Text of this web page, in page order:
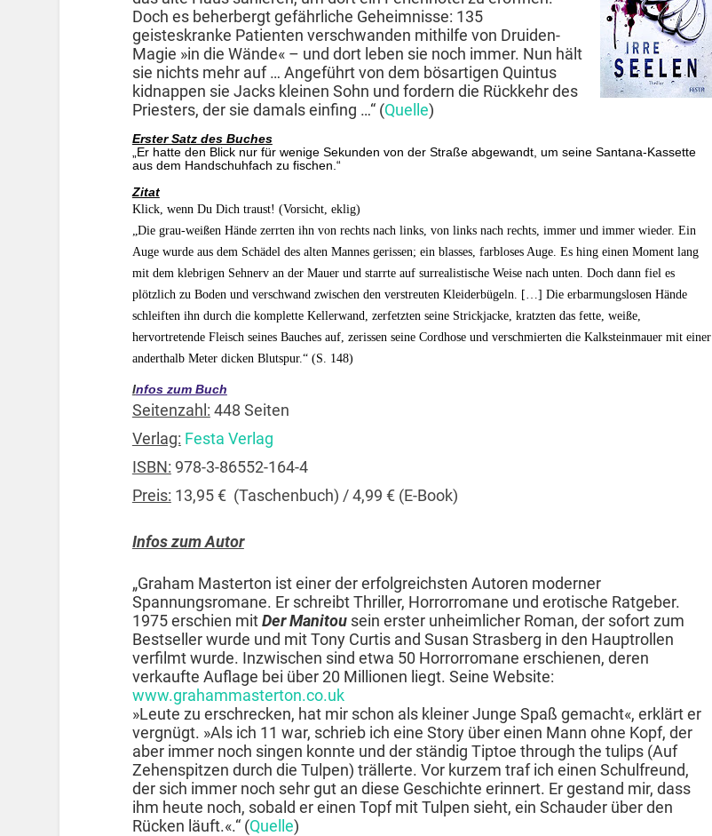
Doch es beherbergt gefährliche Geheimnisse: 135
geisteskranke Patienten verschwanden mithilfe von Druiden-
Magie »in die Wände« – und dort leben sie noch immer. Nun hält
sie nichts mehr auf … Angeführt von dem bösartigen Quintus
kidnappen sie Jacks kleinen Sohn und fordern die Rückkehr des
Priesters, der sie damals einfing …“ (Quelle)
Erster Satz des Buches
„Er hatte den Blick nur für wenige Sekunden von der Straße abgewandt, um seine Santana-Kassette
aus dem Handschuhfach zu fischen.“
Zitat
Klick, wenn Du Dich traust! (Vorsicht, eklig)
„Die grau-weißen Hände zerrten ihn von rechts nach links, von links nach rechts, immer und immer wieder. Ein
Auge wurde aus dem Schädel des alten Mannes gerissen; ein blasses, farbloses Auge. Es hing einen Moment lang
mit dem klebrigen Sehnerv an der Mauer und starrte auf surrealistische Weise nach unten. Doch dann fiel es
plötzlich zu Boden und verschwand zwischen den verstreuten Kleiderbügeln. […] Die erbarmungslosen Hände
schleiften ihn durch die komplette Kellerwand, zerfetzten seine Strickjacke, kratzten das fette, weiße,
hervortretende Fleisch seines Bauches auf, zerissen seine Cordhose und verschmierten die Kalksteinmauer mit einer
anderthalb Meter dicken Blutspur.“ (S. 148)
Infos zum Buch
Seitenzahl: 448 Seiten
Verlag: Festa Verlag
ISBN: 978-3-86552-164-4
Preis: 13,95 € (Taschenbuch) / 4,99 € (E-Book)
Infos zum Autor
„Graham Masterton ist einer der erfolgreichsten Autoren moderner
Spannungsromane. Er schreibt Thriller, Horrorromane und erotische Ratgeber.
1975 erschien mitDer Manitousein erster unheimlicher Roman, der sofort zum
Bestseller wurde und mit Tony Curtis and Susan Strasberg in den Hauptrollen
verfilmt wurde. Inzwischen sind etwa 50 Horrorromane erschienen, deren
verkaufte Auflage bei über 20 Millionen liegt. Seine Website:
www.grahammasterton.co.uk
»Leute zu erschrecken, hat mir schon als kleiner Junge Spaß gemacht«, erklärt er
vergnügt. »Als ich 11 war, schrieb ich eine Story über einen Mann ohne Kopf, der
aber immer noch singen konnte und der ständig Tiptoe through the tulips (Auf
Zehenspitzen durch die Tulpen) trällerte. Vor kurzem traf ich einen Schulfreund,
der sich immer noch sehr gut an diese Geschichte erinnert. Er gestand mir, dass
ihm heute noch, sobald er einen Topf mit Tulpen sieht, ein Schauder über den
Rücken läuft.«.“ (Quelle)